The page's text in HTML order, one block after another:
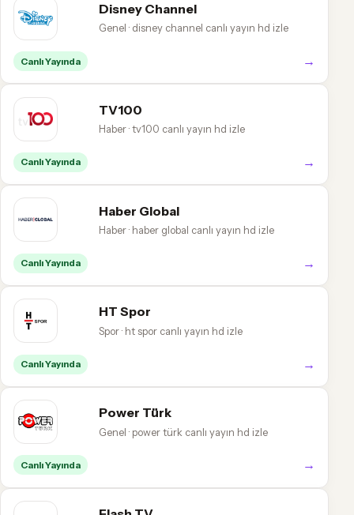
Disney Channel
Genel · disney channel canlı yayın hd izle
Canlı Yayında →
TV100
Haber · tv100 canlı yayın hd izle
Canlı Yayında →
Haber Global
Haber · haber global canlı yayın hd izle
Canlı Yayında →
HT Spor
Spor · ht spor canlı yayın hd izle
Canlı Yayında →
Power Türk
Genel · power türk canlı yayın hd izle
Canlı Yayında →